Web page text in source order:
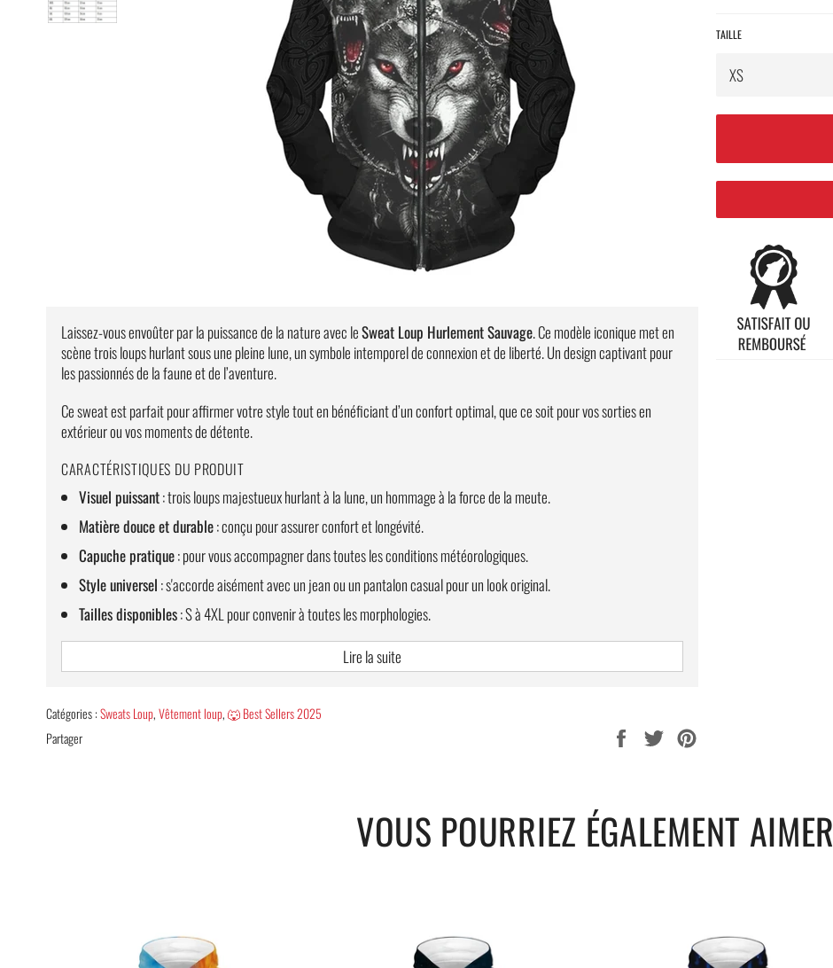
Laissez-vous envoûter par la puissance de la nature avec leSweat Loup Hurlement Sauvage. Ce modèle iconique met en
scène trois loups hurlant sous une pleine lune, un symbole intemporel de connexion et de liberté. Un design captivant pour
les passionnés de la faune et de l’aventure.
Ce sweat est parfait pour affirmer votre style tout en bénéficiant d’un confort optimal, que ce soit pour vos sorties en
extérieur ou vos moments de détente.
CARACTÉRISTIQUES DU PRODUIT
Visuel puissant: trois loups majestueux hurlant à la lune, un hommage à la force de la meute.
Matière douce et durable: conçu pour assurer confort et longévité.
Capuche pratique: pour vous accompagner dans toutes les conditions météorologiques.
Style universel : s'accorde aisément avec un jean ou un pantalon casual pour un look original.
Tailles disponibles: S à 4XL pour convenir à toutes les morphologies.
🐺Remarque: Veuillez vous référer auguide de taille. Le sweat taillant assez petit, par sécurité, l'équipe Terre des Loups
LIVRAISON OFFERTE
Lire la suite
Catégories :Sweats Loup,Vêtement loup,🐺 Best Sellers 2025
Partager
Partager Tweeter
TAILLE
VOUS POURRIEZ ÉGALEMENT AIMER